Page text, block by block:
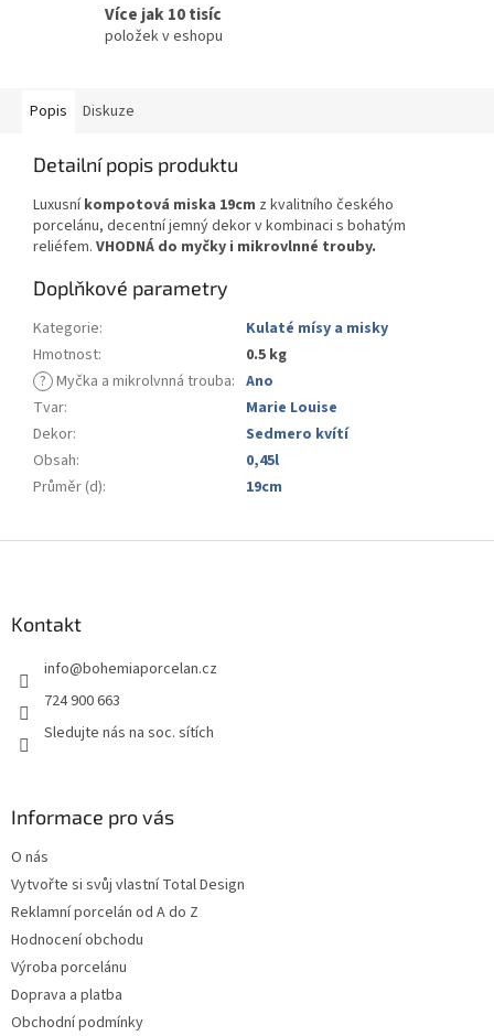
Více jak 10 tisíc
položek v eshopu
Popis Diskuze
Detailní popis produktu
Luxusníkompotová miska 19cm z kvalitního českého
porcelánu, decentní jemný dekor v kombinaci s bohatým
reliéfem. VHODNÁ do myčky i mikrovlnné trouby.
Doplňkové parametry
Kategorie:
Kulaté mísy a misky
Hmotnost:
0.5 kg
? Myčka a mikrolvnná trouba: Ano
Tvar:
Marie Louise
Dekor:
Sedmero kvítí
Obsah:
0,45l
Průměr (d): 19cm
Kontakt
info@bohemiaporcelan.cz
724 900 663
Sledujte nás na soc. sítích
Informace pro vás
O nás
Vytvořte si svůj vlastní Total Design
Reklamní porcelán od A do Z
Hodnocení obchodu
Výroba porcelánu
Doprava a platba
Obchodní podmínky